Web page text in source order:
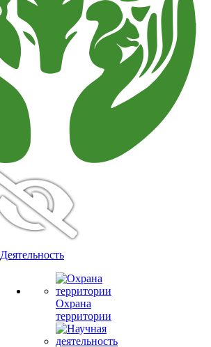
Деятельность
Охрана
территории